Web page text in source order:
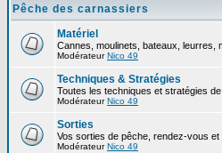
Pêche des carnassiers
Matériel
Cannes, moulinets, bateaux, leurres,
ModérateurNico 49
Techniques & Stratégies
Toutes les techniques et stratégies
ModérateurNico 49
Sorties
Vos sorties de pêche, rendez-vous et
ModérateurNico 49